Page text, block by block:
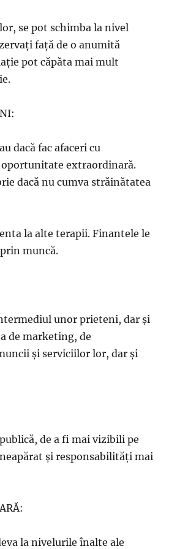
se pot schimba la nivel
faţă de o anumită
pot căpăta mai mult
dacă fac afaceri cu
oportunitate extraordinară.
dacă nu cumva străinătatea
la alte terapii. Finantele le
muncă.
unor prieteni, dar şi
de marketing, de
şi serviciilor lor, dar şi
de a fi mai vizibili pe
şi responsabilităţi mai
la nivelurile înalte ale